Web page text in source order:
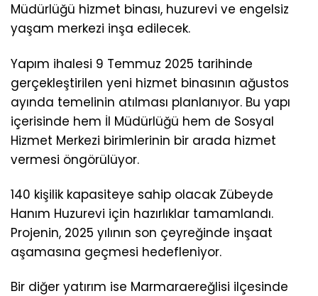
Müdürlüğü hizmet binası, huzurevi ve engelsiz
yaşam merkezi inşa edilecek.
Yapım ihalesi 9 Temmuz 2025 tarihinde
gerçekleştirilen yeni hizmet binasının ağustos
ayında temelinin atılması planlanıyor. Bu yapı
içerisinde hem İl Müdürlüğü hem de Sosyal
Hizmet Merkezi birimlerinin bir arada hizmet
vermesi öngörülüyor.
140 kişilik kapasiteye sahip olacak Zübeyde
Hanım Huzurevi için hazırlıklar tamamlandı.
Projenin, 2025 yılının son çeyreğinde inşaat
aşamasına geçmesi hedefleniyor.
Bir diğer yatırım ise Marmaraereğlisi ilçesinde